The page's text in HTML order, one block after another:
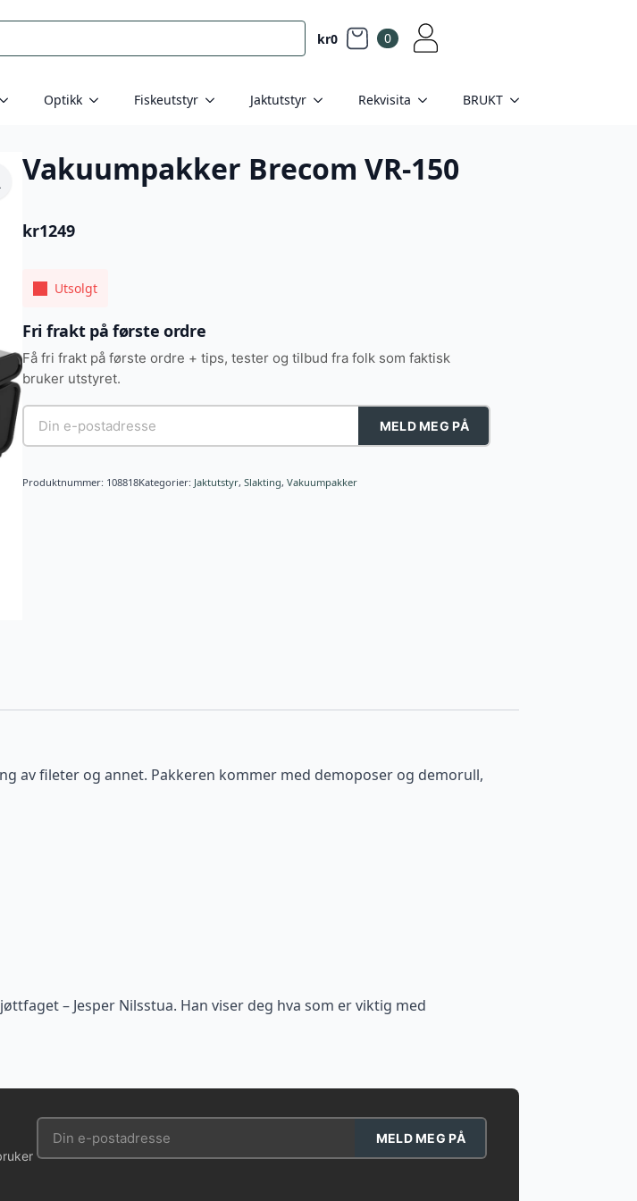
kr0 0
Optikk Fiskeutstyr Jaktutstyr Rekvisita BRUKT
Vakuumpakker Brecom VR-150
kr1249
Utsolgt
Fri frakt på første ordre
Få fri frakt på første ordre + tips, tester og tilbud fra folk som faktisk
bruker utstyret.
MELD MEG PÅ
Produktnummer: 108818Kategorier: Jaktutstyr, Slakting, Vakuumpakker
av fileter og annet. Pakkeren kommer med demoposer og demorull,
– Jesper Nilsstua. Han viser deg hva som er viktig med
MELD MEG PÅ